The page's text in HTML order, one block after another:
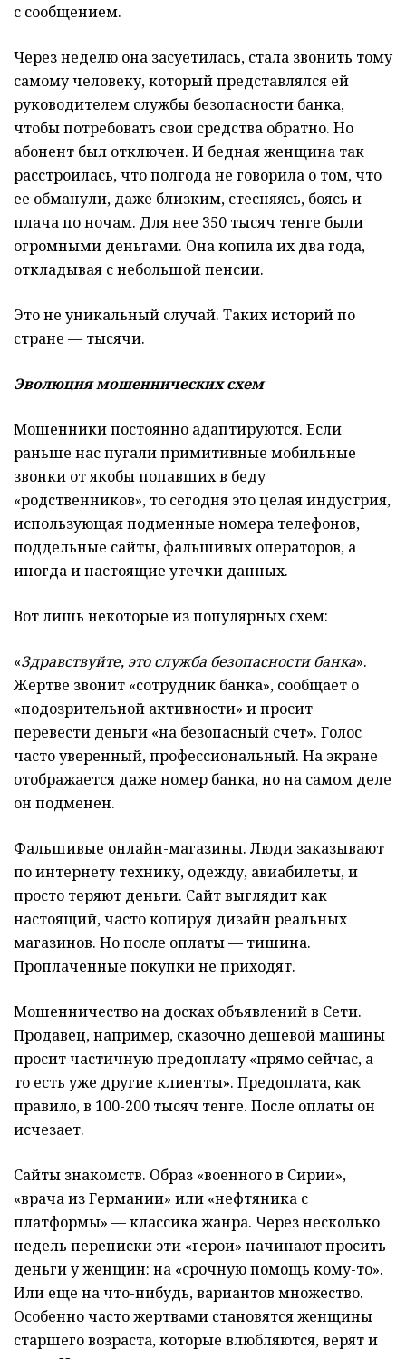
с сообщением.
Через неделю она засуетилась, стала звонить тому
самому человеку, который представлялся ей
руководителем службы безопасности банка,
чтобы потребовать свои средства обратно. Но
абонент был отключен. И бедная женщина так
расстроилась, что полгода не говорила о том, что
ее обманули, даже близким, стесняясь, боясь и
плача по ночам. Для нее 350 тысяч тенге были
огромными деньгами. Она копила их два года,
откладывая с небольшой пенсии.
Это не уникальный случай. Таких историй по
стране — тысячи.
Эволюция мошеннических схем
Мошенники постоянно адаптируются. Если
раньше нас пугали примитивные мобильные
звонки от якобы попавших в беду
«родственников», то сегодня это целая индустрия,
использующая подменные номера телефонов,
поддельные сайты, фальшивых операторов, а
иногда и настоящие утечки данных.
Вот лишь некоторые из популярных схем:
«Здравствуйте, это служба безопасности банка».
Жертве звонит «сотрудник банка», сообщает о
«подозрительной активности» и просит
перевести деньги «на безопасный счет». Голос
часто уверенный, профессиональный. На экране
отображается даже номер банка, но на самом деле
он подменен.
Фальшивые онлайн-магазины. Люди заказывают
по интернету технику, одежду, авиабилеты, и
просто теряют деньги. Сайт выглядит как
настоящий, часто копируя дизайн реальных
магазинов. Но после оплаты — тишина.
Проплаченные покупки не приходят.
Мошенничество на досках объявлений в Сети.
Продавец, например, сказочно дешевой машины
просит частичную предоплату «прямо сейчас, а
то есть уже другие клиенты». Предоплата, как
правило, в 100-200 тысяч тенге. После оплаты он
исчезает.
Сайты знакомств. Образ «военного в Сирии»,
«врача из Германии» или «нефтяника с
платформы» — классика жанра. Через несколько
недель переписки эти «герои» начинают просить
деньги у женщин: на «срочную помощь кому-то».
Или еще на что-нибудь, вариантов множество.
Особенно часто жертвами становятся женщины
старшего возраста, которые влюбляются, верят и